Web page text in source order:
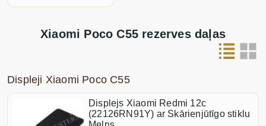
Xiaomi Poco C55 rezerves daļas
Displeji Xiaomi Poco C55
Displejs Xiaomi Redmi 12c
(22126RN91Y) ar Skārienjūtīgo stiklu